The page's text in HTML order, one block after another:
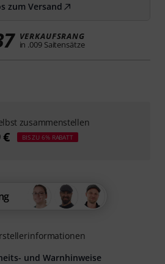
zum Versand
VERKAUFSRANG
in .009 Saitensätze
und Warnhinweise
zusammenstellen
€ BIS ZU 6% RABATT